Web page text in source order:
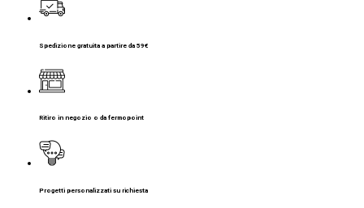
Spedizione gratuita a partire da 59€
Ritiro in negozio o da fermopoint
Progetti personalizzati su richiesta